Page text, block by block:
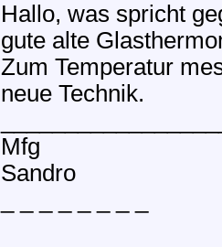
Hallo, was spricht
gute alte
Zum Temperatur
neue Technik.
Mfg
Sandro